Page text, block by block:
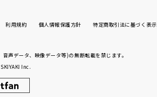
利用規約 個人情報保護方針 特定商取引法に基づく表示
音声データ、映像データ等)の無断転載を禁じます。
SKIYAKI Inc.